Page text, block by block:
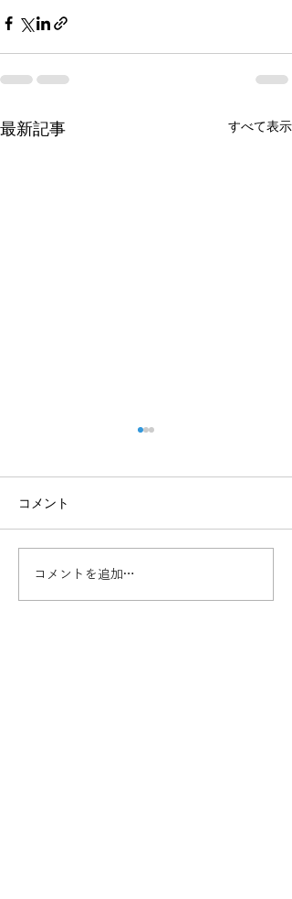
最新記事 すべて表示
中国、介護保険を本格導
入、全国展開へ
コメント
コメントを追加…